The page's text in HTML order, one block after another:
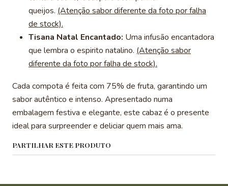
queijos. (Atenção sabor diferente da foto por falha
de stock).
Tisana Natal Encantado: Uma infusão encantadora
que lembra o espirito natalino. (Atenção sabor
diferente da foto por falha de stock).
Cada compota é feita com 75% de fruta, garantindo um
sabor autêntico e intenso. Apresentado numa
embalagem festiva e elegante, este cabaz é o presente
ideal para surpreender e deliciar quem mais ama.
PARTILHAR ESTE PRODUTO